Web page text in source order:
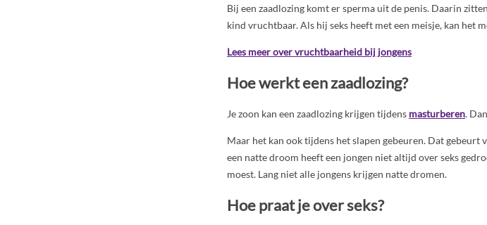
Bij een zaadlozing komt er sperma uit de penis. Daarin
kind vruchtbaar. Als hij seks heeft met een meisje, kan het
Lees meer over vruchtbaarheid bij jongens
Hoe werkt een zaadlozing?
Je zoon kan een zaadlozing krijgen tijdens masturberen.
Maar het kan ook tijdens het slapen gebeuren. Dat gebeurt
een natte droom heeft een jongen niet altijd over seks
moest. Lang niet alle jongens krijgen natte dromen.
Hoe praat je over seks?